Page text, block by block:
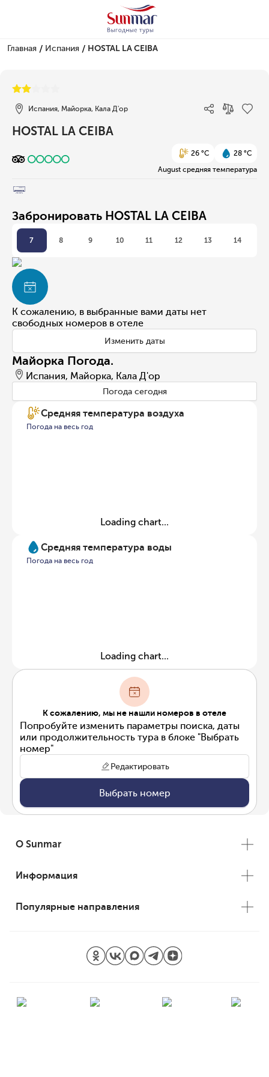
Главная / Испания / HOSTAL LA CEIBA
Испания, Майорка, Кала Д'ор
HOSTAL LA CEIBA
26 °C
28 °C
August средняя температура
Забронировать HOSTAL LA CEIBA
7 8 9 10 11 12 13 14
К сожалению, в выбранные вами даты нет
свободных номеров в отеле
Изменить даты
Майорка Погода.
Испания, Майорка, Кала Д'ор
Погода сегодня
Средняя температура воздуха
Погода на весь год
Loading chart...
Средняя температура воды
Погода на весь год
Loading chart...
К сожалению, мы не нашли номеров в отеле
Попробуйте изменить параметры поиска, даты
или продолжительность тура в блоке "Выбрать
номер"
Редактировать
Выбрать номер
О Sunmar
Информация
Популярные направления